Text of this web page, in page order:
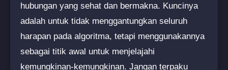
hubungan yang sehat dan bermakna. Kuncinya
adalah untuk tidak menggantungkan seluruh
harapan pada algoritma, tetapi menggunakannya
sebagai titik awal untuk menjelajahi
kemungkinan-kemungkinan. Jangan terpaku